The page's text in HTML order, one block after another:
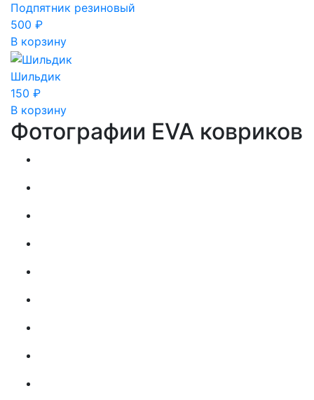
Подпятник резиновый
500 ₽
В корзину
Шильдик
150 ₽
В корзину
Фотографии EVA ковриков